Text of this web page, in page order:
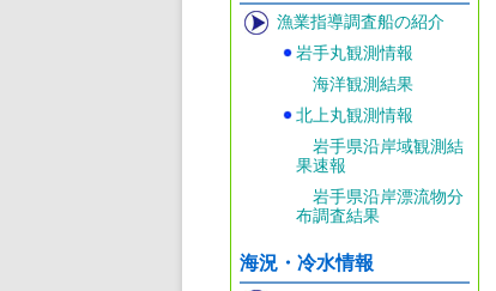
漁業指導調査船の紹介
岩手丸観測情報
海洋観測結果
北上丸観測情報
岩手県沿岸域観測結
果速報
岩手県沿岸漂流物分
布調査結果
海況・冷水情報